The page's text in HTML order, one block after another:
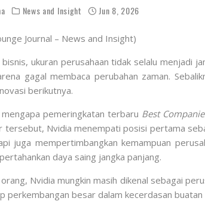
News and Insight Jun 8, 2026
Journal – News and Insight)
bisnis, ukuran perusahaan tidak selalu menjadi
gagal membaca perubahan zaman.
berikutnya.
mengapa pemeringkatan terbaru Best
tersebut, Nvidia menempati posisi pertama
juga mempertimbangkan kemampuan
daya saing jangka panjang.
Nvidia mungkin masih dikenal sebagai
perkembangan besar dalam kecerdasan